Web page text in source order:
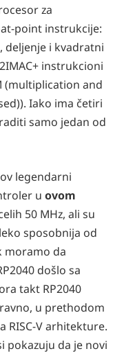
za
point instrukcije:
deljenje i kvadratni
instrukcioni
(multiplication and
Iako ima četiri
samo jedan od
legendarni
u ovom
50 MHz, ali su
sposobnija od
moramo da
došlo sa
takt RP2040
u prethodom
RISC-V arhitekture.
pokazuju da je novi